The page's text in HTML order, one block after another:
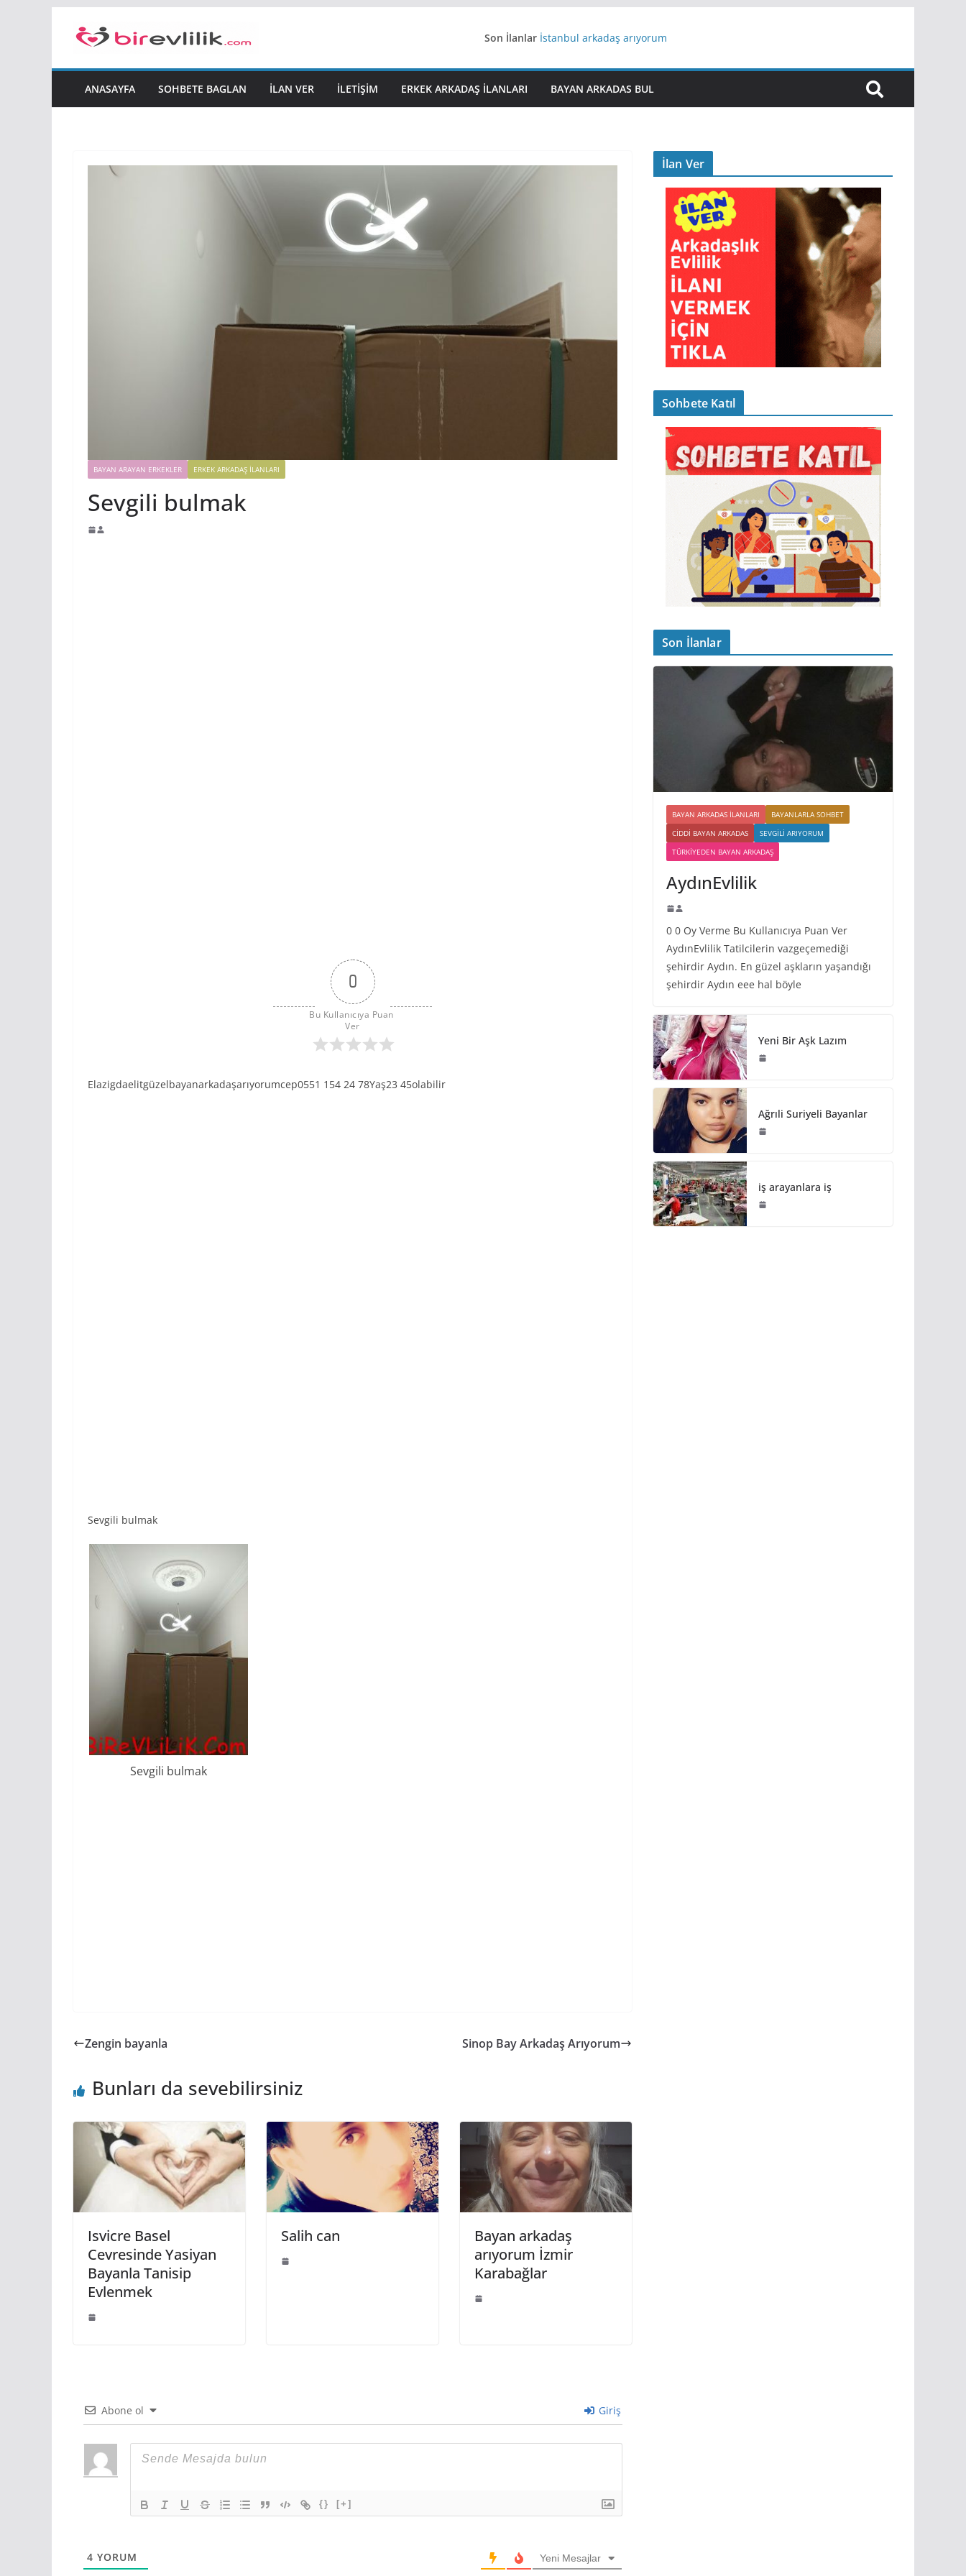
Son İlanlar İstanbul arkadaş arıyorum
Yeni Bir Aşk Lazım
iş arayanlara iş
ANASAYFA SOHBETE BAGLAN İLAN VER İLETIŞIM ERKEK ARKADAŞ ILANLARI BAYAN ARKADAS BUL
BAYAN ARAYAN ERKEKLER ERKEK ARKADAŞ ILANLARI
Sevgili bulmak
0
Bu Kullanıcıya Puan
Ver
Elazigdaelitgüzelbayanarkadaşarıyorumcep0551 154 24 78Yaş23 45olabilir
Sevgili bulmak
Sevgili bulmak
Zengin bayanla Sinop Bay Arkadaş Arıyorum
Bunları da sevebilirsiniz
Isvicre Basel
Cevresinde Yasiyan
Bayanla Tanisip
Evlenmek
Salih can
Bayan arkadaş
arıyorum İzmir
Karabağlar
Abone ol Giriş
{} [+]
4 YORUM Yeni Mesajlar
İlan Ver
Sohbete Katıl
Son İlanlar
BAYAN ARKADAS ILANLARI
BAYANLARLA SOHBET
CIDDI BAYAN ARKADAS
SEVGILI ARIYORUM
TÜRKIYEDEN BAYAN ARKADAŞ
AydınEvlilik
0 0 Oy Verme Bu Kullanıcıya Puan Ver
AydınEvlilik Tatilcilerin vazgeçemediği
şehirdir Aydın. En güzel aşkların yaşandığı
şehirdir Aydın eee hal böyle
Yeni Bir Aşk Lazım
Ağrıli Suriyeli Bayanlar
iş arayanlara iş